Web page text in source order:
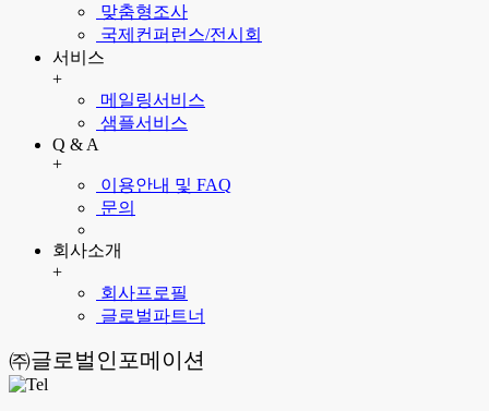
맞춤형조사
국제컨퍼런스/전시회
서비스
+
메일링서비스
샘플서비스
Q & A
+
이용안내 및 FAQ
문의
회사소개
+
회사프로필
글로벌파트너
㈜글로벌인포메이션